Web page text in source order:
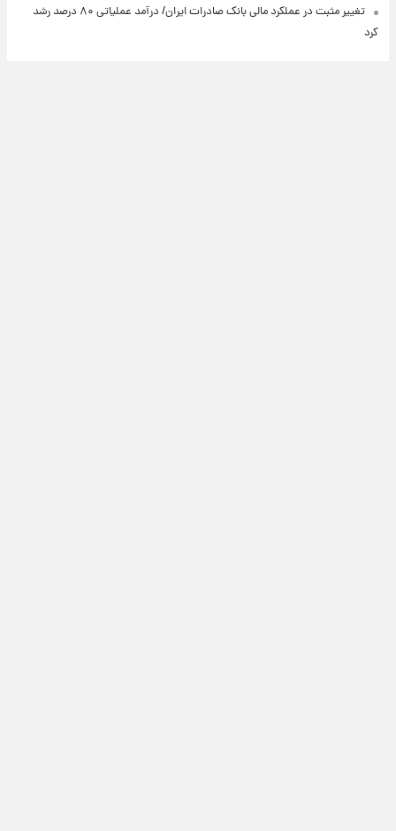
تغییر مثبت در عملکرد مالی بانک صادرات ایران/ درآمد عملیاتی ۸۰ درصد رشد
کرد